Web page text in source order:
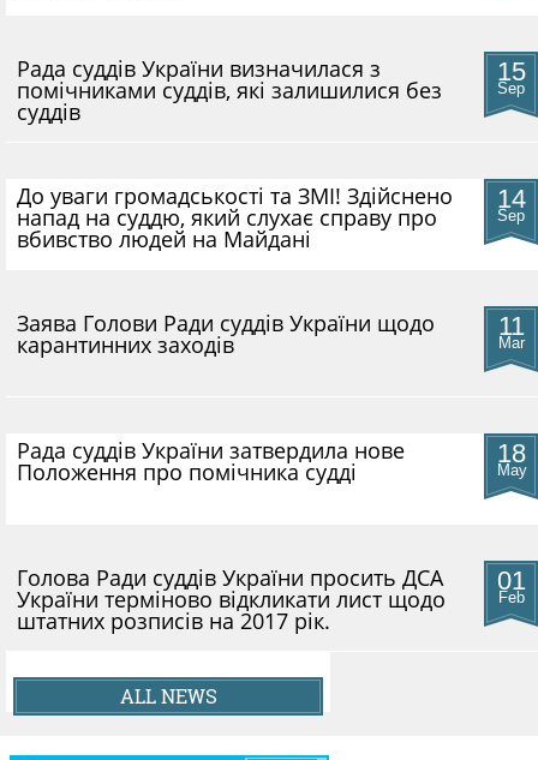
15
Sep
Рада суддів України визначилася з
помічниками суддів, які залишилися без
суддів
14
Sep
До уваги громадськості та ЗМІ! Здійснено
напад на суддю, який слухає справу про
вбивство людей на Майдані
11
Mar
​Заява Голови Ради суддів України щодо
карантинних заходів
18
May
Рада суддів України затвердила нове
Положення про помічника судді
01
Feb
Голова Ради суддів України просить ДСА
України терміново відкликати лист щодо
штатних розписів на 2017 рік.
ALL NEWS